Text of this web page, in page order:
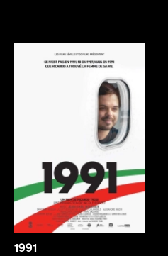
Blanc Annick
Bolduc Mario
Bonmariage Manu
Bonspille Boileau Sonia
Borsos Phillip
1991